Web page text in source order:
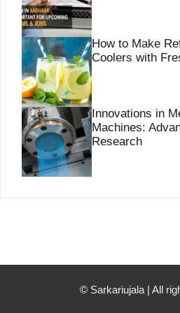
How to Make
Coolers with
Innovations in
Machines:
Research
© Sarkariujala| All